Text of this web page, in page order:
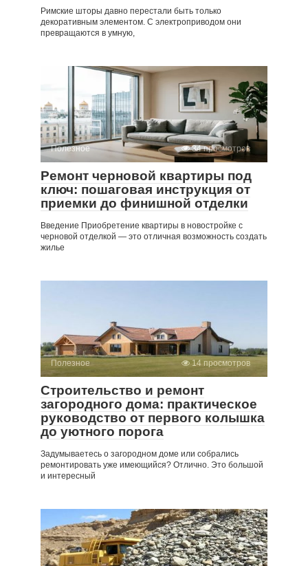
Римские шторы давно перестали быть только
декоративным элементом. С электроприводом они
превращаются в умную,
Полезное 34 просмотров
Ремонт черновой квартиры под
ключ: пошаговая инструкция от
приемки до финишной отделки
Введение Приобретение квартиры в новостройке с
черновой отделкой — это отличная возможность создать
жилье
Полезное 14 просмотров
Строительство и ремонт
загородного дома: практическое
руководство от первого колышка
до уютного порога
Задумываетесь о загородном доме или собрались
ремонтировать уже имеющийся? Отлично. Это большой
и интересный